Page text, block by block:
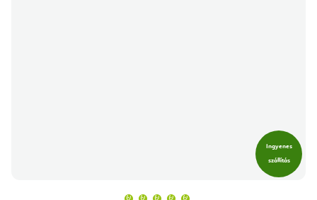
Ingyenes
szállítás